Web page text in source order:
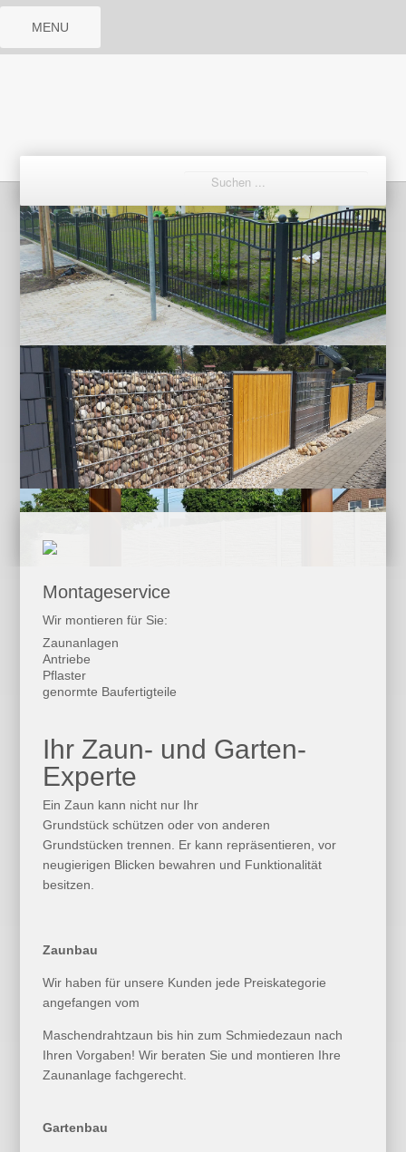
MENU
Montageservice
Wir montieren für Sie:
Zaunanlagen
Antriebe
Pflaster
genormte Baufertigteile
Ihr Zaun- und Garten-
Experte
Ein Zaun kann nicht nur Ihr
Grundstück schützen oder von anderen
Grundstücken trennen. Er kann repräsentieren, vor
neugierigen Blicken bewahren und Funktionalität
besitzen.
Zaunbau
Wir haben für unsere Kunden jede Preiskategorie
angefangen vom
Maschendrahtzaun bis hin zum Schmiedezaun nach
Ihren Vorgaben! Wir beraten Sie und montieren Ihre
Zaunanlage fachgerecht.
Gartenbau